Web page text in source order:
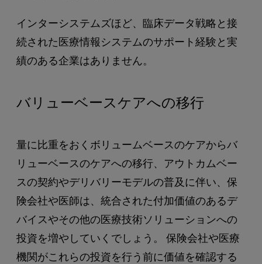
インターシステムズほど、臨床データ戦略と接
続された医療情報システムのサポート経験と実
績のある企業はありません。
バリューベースケアへの移行
量に比重をおくボリュームベースのケアからバ
リューベースのケアへの移行、アウトカムベー
スの契約やデリバリーモデルの普及に伴い、保
険会社や医師は、統合された付加価値のあるデ
バイスやその他の医療技術ソリューションへの
投資を増やしていくでしょう。 保険会社や医療
機関がこれらの投資を行う前に価値を確認する